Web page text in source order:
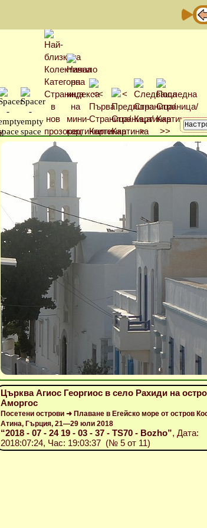
Църква Агиос Георгиос в село Рахиди на
Аморгос
Посетени острови ➜ Плаване в Егейско море от остров
Атина, Гърция, 21—29 юли 2018
“2018 - 07 - 24 19 - 03 - 37 - TS70 - Bozho”, Дата:
2018:07:24, Час: 19:03:37 (№ 5 от 11)